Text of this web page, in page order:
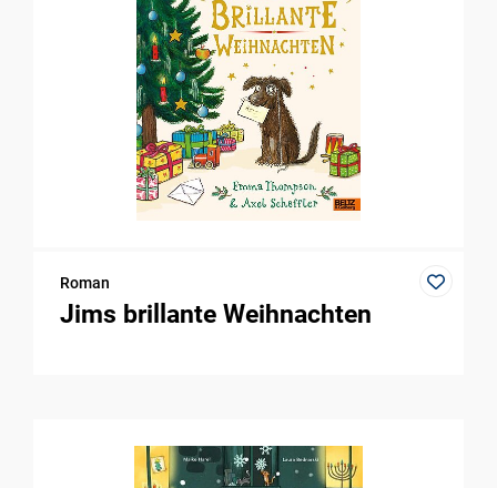
Roman
Jims brillante Weihnachten